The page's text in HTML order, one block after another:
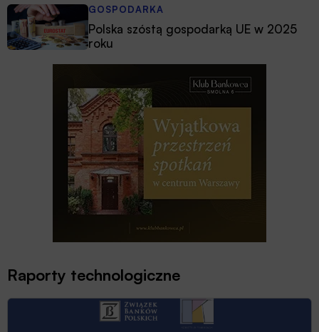
GOSPODARKA
Polska szóstą gospodarką UE w 2025
roku
Raporty technologiczne